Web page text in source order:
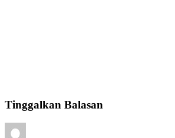
Tinggalkan Balasan